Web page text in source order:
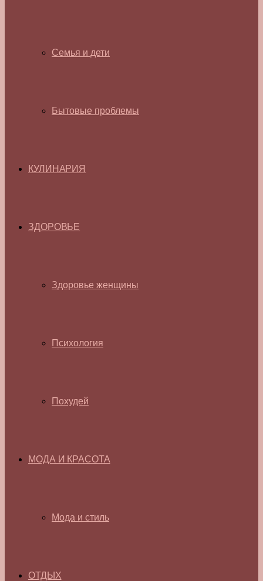
Семья и дети
Бытовые проблемы
КУЛИНАРИЯ
ЗДОРОВЬЕ
Здоровье женщины
Психология
Похудей
МОДА И КРАСОТА
Мода и стиль
ОТДЫХ